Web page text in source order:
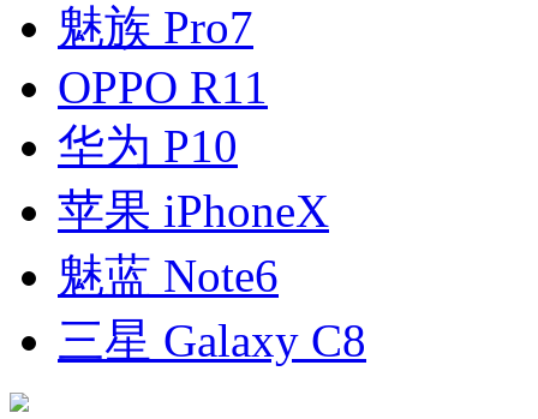
魅族 Pro7
OPPO R11
华为 P10
苹果 iPhoneX
魅蓝 Note6
三星 Galaxy C8